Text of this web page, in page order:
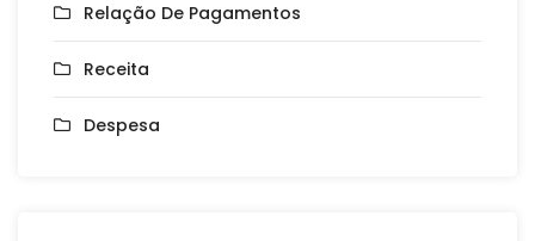
Relação De Pagamentos
Receita
Despesa